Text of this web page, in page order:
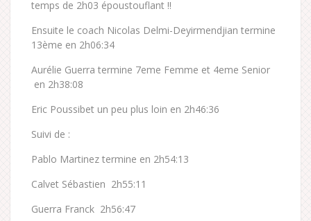
temps de 2h03 époustouflant !!
Ensuite le coach Nicolas Delmi-Deyirmendjian termine
13ème en 2h06:34
Aurélie Guerra termine 7eme Femme et 4eme Senior
en 2h38:08
Eric Poussibet un peu plus loin en 2h46:36
Suivi de :
Pablo Martinez termine en 2h54:13
Calvet Sébastien 2h55:11
Guerra Franck 2h56:47